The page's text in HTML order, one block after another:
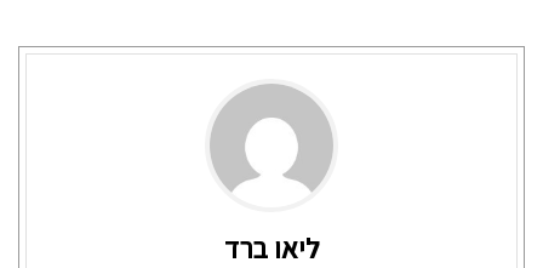
ליאו ברד